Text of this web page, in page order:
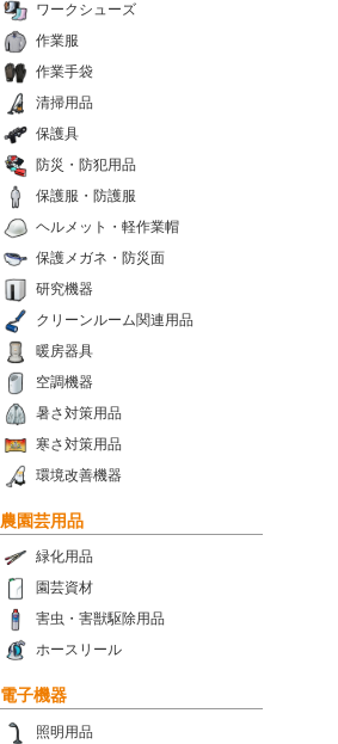
ワークシューズ
作業服
作業手袋
清掃用品
保護具
防災・防犯用品
保護服・防護服
ヘルメット・軽作業帽
保護メガネ・防災面
研究機器
クリーンルーム関連用品
暖房器具
空調機器
暑さ対策用品
寒さ対策用品
環境改善機器
農園芸用品
緑化用品
園芸資材
害虫・害獣駆除用品
ホースリール
電子機器
照明用品